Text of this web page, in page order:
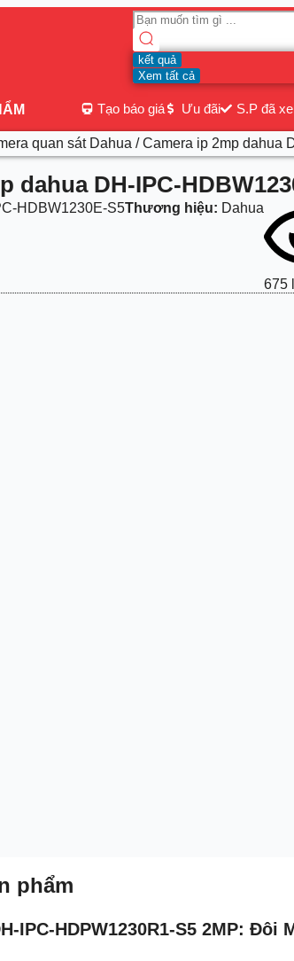
kết quả
Xem tất cả
Tạo báo giá Ưu đãi S.P đã
quan sát Dahua / Camera ip 2mp dahua
dahua DH-IPC-
HDBW1230E-S5Thương hiệu: Dahua
675
phẩm
IPC-HDPW1230R1-S5 2MP: Đôi